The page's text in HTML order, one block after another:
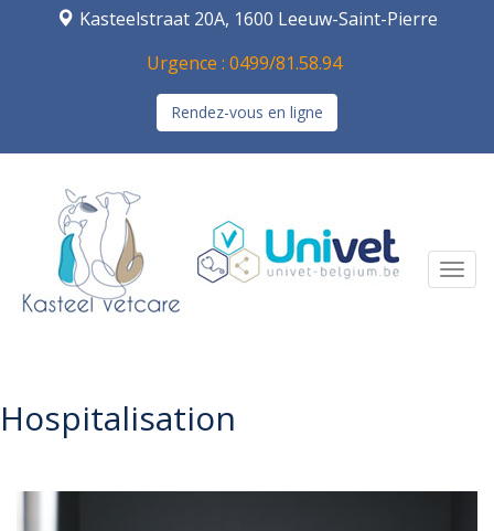
Kasteelstraat 20A, 1600 Leeuw-Saint-Pierre
Urgence : 0499/81.58.94
Rendez-vous en ligne
Hospitalisation